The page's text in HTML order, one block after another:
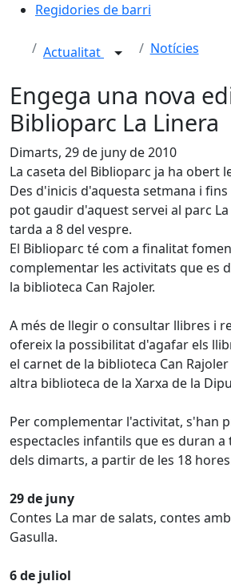
Regidories de barri
Actualitat Notícies
Engega una nova
Biblioparc La Linera
Dimarts, 29 de juny de 2010
La caseta del Biblioparc ja ha obert
Des d'inicis d'aquesta setmana i fins
pot gaudir d'aquest servei al parc La
tarda a 8 del vespre.
El Biblioparc té com a finalitat
complementar les activitats que es
la biblioteca Can Rajoler.
A més de llegir o consultar llibres i
ofereix la possibilitat d'agafar els
el carnet de la biblioteca Can
altra biblioteca de la Xarxa de la
Per complementar l'activitat, s'han
espectacles infantils que es duran
dels dimarts, a partir de les 18
29 de juny
Contes La mar de salats, contes
Gasulla.
6 de juliol